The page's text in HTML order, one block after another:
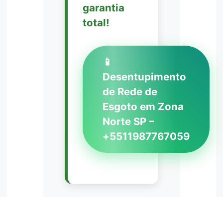
garantia
total!
📱
Desentupimento
de Rede de
Esgoto em Zona
Norte SP –
+5511987767059